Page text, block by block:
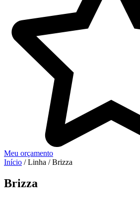
Meu orçamento
Início / Linha / Brizza
Brizza